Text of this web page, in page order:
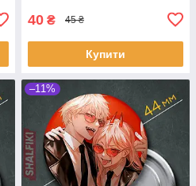
40 ₴ 45 ₴
Купити
–11%